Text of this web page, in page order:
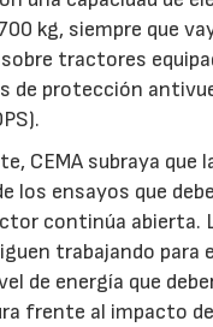
kg, siempre que
tractores
de protección
CEMA subraya que
los ensayos que
continúa abierta.
trabajando para
de energía que
frente al impacto